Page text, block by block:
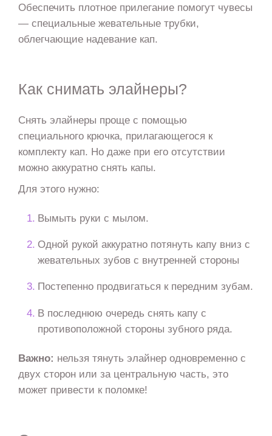
Обеспечить плотное прилегание помогут чувесы
— специальные жевательные трубки,
облегчающие надевание кап.
Как снимать элайнеры?
Снять элайнеры проще с помощью
специального крючка, прилагающегося к
комплекту кап. Но даже при его отсутствии
можно аккуратно снять капы.
Для этого нужно:
Вымыть руки с мылом.
Одной рукой аккуратно потянуть капу вниз с
жевательных зубов с внутренней стороны
Постепенно продвигаться к передним зубам.
В последнюю очередь снять капу с
противоположной стороны зубного ряда.
Важно: нельзя тянуть элайнер одновременно с
двух сторон или за центральную часть, это
может привести к поломке!